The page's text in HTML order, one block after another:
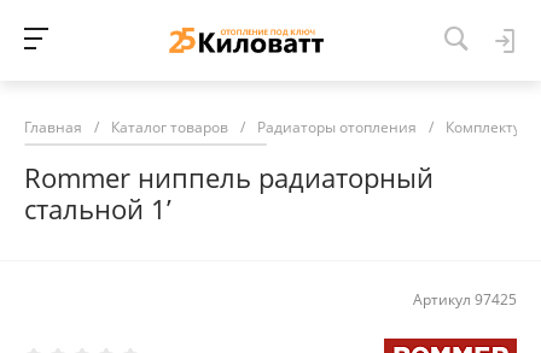
Главная / Каталог товаров / Радиаторы отопления /
Rommer ниппель радиаторный
стальной 1’
Артикул 97425